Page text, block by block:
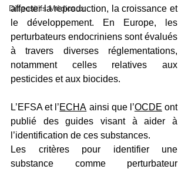
Dispositifs Médicaux
affecter la reproduction, la croissance et
le développement. En Europe, les
perturbateurs endocriniens sont évalués
à travers diverses réglementations,
notamment celles relatives aux
pesticides et aux biocides.
L’EFSA et l’ECHA ainsi que l’OCDE ont
publié des guides visant à aider à
l’identification de ces substances.
Les critères pour identifier une
substance comme perturbateur